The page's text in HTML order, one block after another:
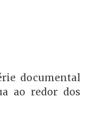
documental
ao redor dos